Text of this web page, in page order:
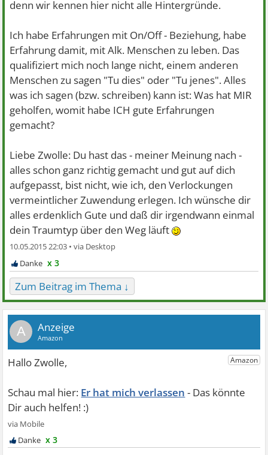
denn wir kennen hier nicht alle Hintergründe.
Ich habe Erfahrungen mit On/Off - Beziehung, habe
Erfahrung damit, mit Alk. Menschen zu leben. Das
qualifiziert mich noch lange nicht, einem anderen
Menschen zu sagen "Tu dies" oder "Tu jenes". Alles
was ich sagen (bzw. schreiben) kann ist: Was hat MIR
geholfen, womit habe ICH gute Erfahrungen
gemacht?
Liebe Zwolle: Du hast das - meiner Meinung nach -
alles schon ganz richtig gemacht und gut auf dich
aufgepasst, bist nicht, wie ich, den Verlockungen
vermeintlicher Zuwendung erlegen. Ich wünsche dir
alles erdenklich Gute und daß dir irgendwann einmal
dein Traumtyp über den Weg läuft
10.05.2015 22:03 •
x 3
Zum Beitrag im Thema ↓
A
Er hat mich verlassen
x 3